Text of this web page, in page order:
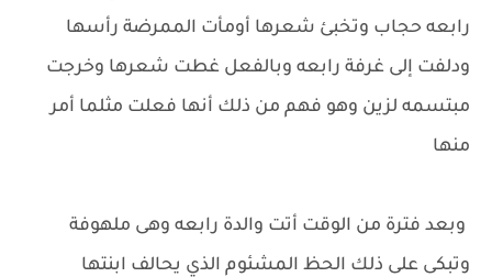
رابعه حجاب وتخبئ شعرها أومأت الممرضة رأسها
ودلفت إلى غرفة رابعه وبالفعل غطت شعرها وخرجت
مبتسمه لزين وهو فهم من ذلك أنها فعلت مثلما أمر
منها
وبعد فترة من الوقت أتت والدة رابعه وهى ملهوفة
وتبكى على ذلك الحظ المشئوم الذي يحالف ابنتها